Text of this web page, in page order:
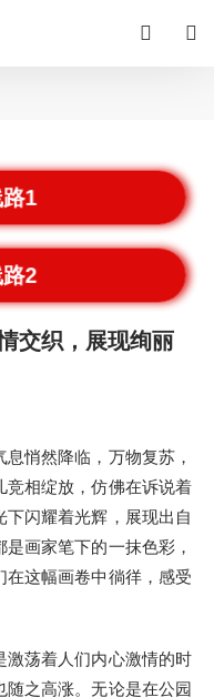
1
2
交织，展现绚丽
悄然降临，万物复苏，
竞相绽放，仿佛在诉说着
闪耀着光辉，展现出自
画家笔下的一抹色彩，
这幅画卷中徜徉，感受
激荡着人们内心激情的时
之高涨。无论是在公园